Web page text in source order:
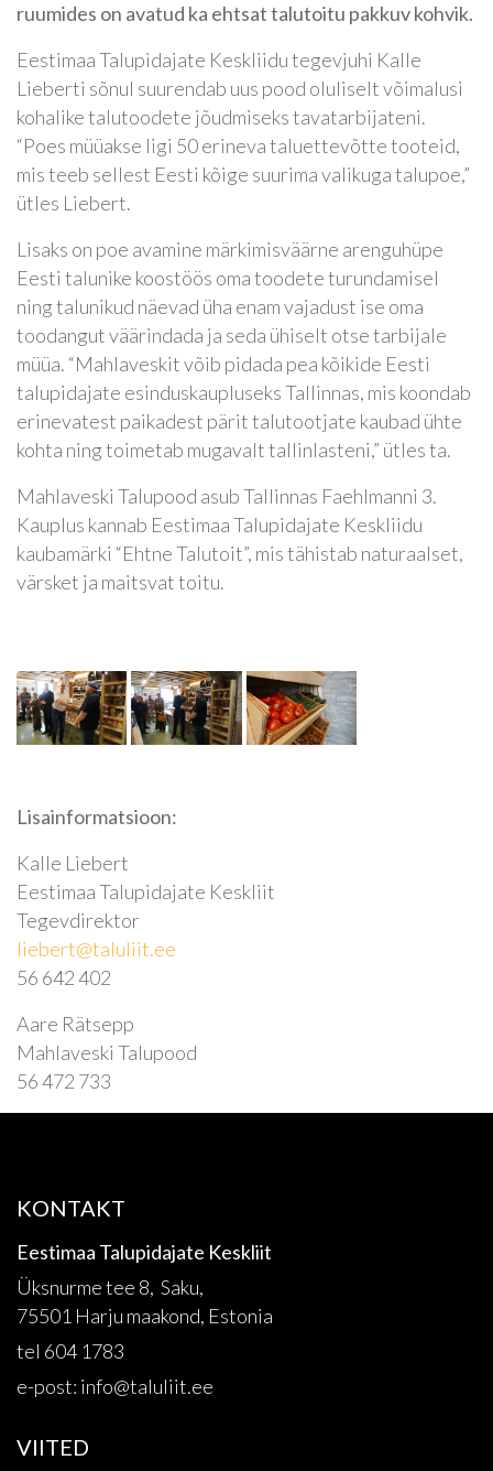
ruumides on avatud ka ehtsat talutoitu pakkuv kohvik.
Eestimaa Talupidajate Keskliidu tegevjuhi Kalle
Lieberti sõnul suurendab uus pood oluliselt võimalusi
kohalike talutoodete jõudmiseks tavatarbijateni.
“Poes müüakse ligi 50 erineva taluettevõtte tooteid,
mis teeb sellest Eesti kõige suurima valikuga talupoe,”
ütles Liebert.
Lisaks on poe avamine märkimisväärne arenguhüpe
Eesti talunike koostöös oma toodete turundamisel
ning talunikud näevad üha enam vajadust ise oma
toodangut väärindada ja seda ühiselt otse tarbijale
müüa. “Mahlaveskit võib pidada pea kõikide Eesti
talupidajate esinduskaupluseks Tallinnas, mis koondab
erinevatest paikadest pärit talutootjate kaubad ühte
kohta ning toimetab mugavalt tallinlasteni,” ütles ta.
Mahlaveski Talupood asub Tallinnas Faehlmanni 3.
Kauplus kannab Eestimaa Talupidajate Keskliidu
kaubamärki “Ehtne Talutoit”, mis tähistab naturaalset,
värsket ja maitsvat toitu.
Lisainformatsioon:
Kalle Liebert
Eestimaa Talupidajate Keskliit
Tegevdirektor
liebert@taluliit.ee
56 642 402
Aare Rätsepp
Mahlaveski Talupood
56 472 733
KONTAKT
Eestimaa Talupidajate Keskliit
Üksnurme tee 8, Saku,
75501 Harju maakond, Estonia
tel 604 1783
e-post: info@taluliit.ee
VIITED